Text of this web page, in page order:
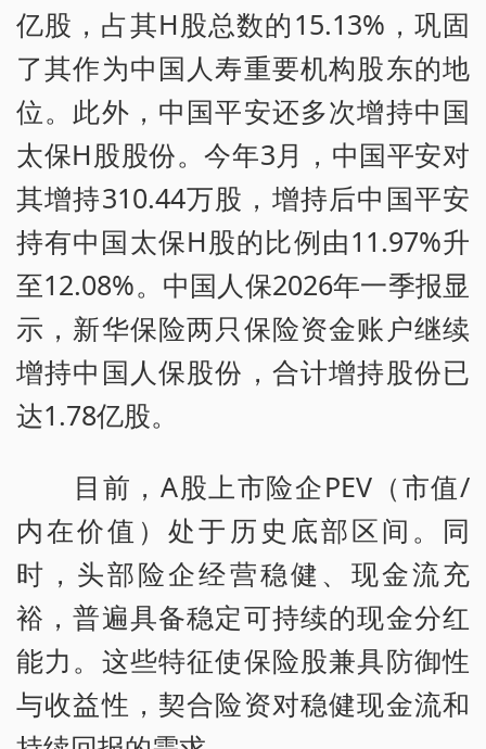
亿股，占其H股总数的15.13%，巩固
了其作为中国人寿重要机构股东的地
位。此外，中国平安还多次增持中国
太保H股股份。今年3月，中国平安对
其增持310.44万股，增持后中国平安
持有中国太保H股的比例由11.97%升
至12.08%。中国人保2026年一季报显
示，新华保险两只保险资金账户继续
增持中国人保股份，合计增持股份已
达1.78亿股。
目前，A股上市险企PEV（市值/
内在价值）处于历史底部区间。同
时，头部险企经营稳健、现金流充
裕，普遍具备稳定可持续的现金分红
能力。这些特征使保险股兼具防御性
与收益性，契合险资对稳健现金流和